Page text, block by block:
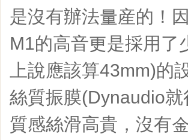
是沒有辦法量産的！
M1的高音更是採用了
上說應該算43mm)的
絲質振膜(Dynaudio
質感絲滑高貴，沒有